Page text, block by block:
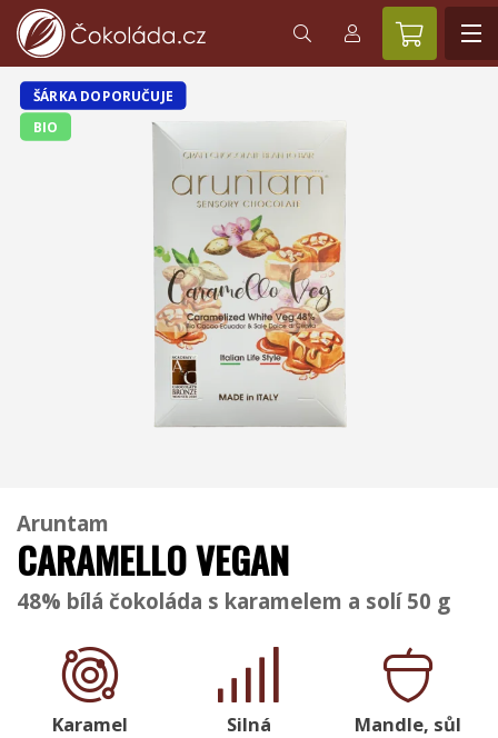
ŠÁRKA DOPORUČUJE
BIO
Aruntam
CARAMELLO VEGAN
48% bílá čokoláda s karamelem a solí 50 g
Karamel Silná Mandle, sůl